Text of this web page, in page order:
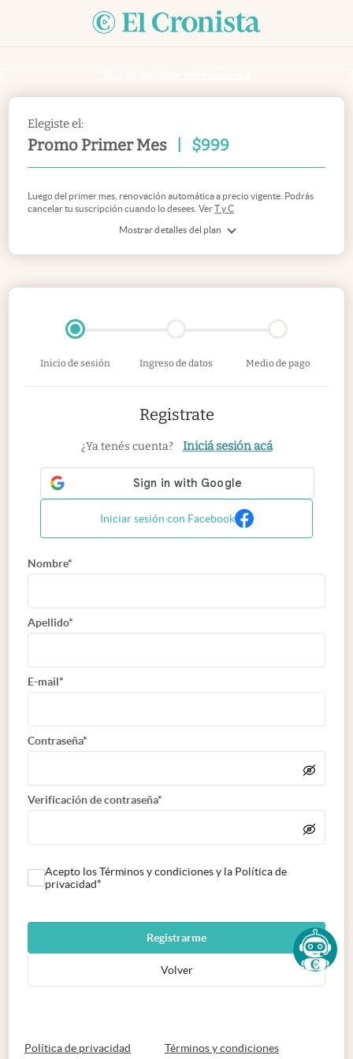
Elegiste el:
Promo Primer Mes $999
Mostrar detalles del plan
Luego del primer mes, renovación automática a precio vigente. Podrás
cancelar tu suscripción cuando lo desees. VerT y C
Inicio de sesión Ingreso de datos Medio de pago
Registrate
¿Ya tenés cuenta? Iniciá sesión acá
Iniciar sesión con Facebook
Nombre*
Apellido*
E-mail*
Contraseña*
Verificación de contraseña*
Acepto los Términos y condiciones y la Política de
privacidad*
Registrarme
Volver
Política de privacidad abre en nueva pestaña
Términos y condicionesabre en nueva